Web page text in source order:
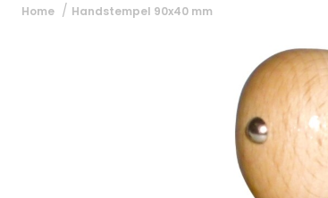
Home Handstempel 90x40 mm